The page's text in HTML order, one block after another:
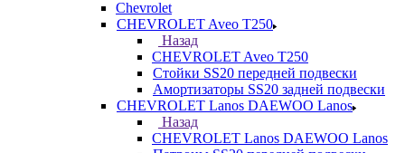
Chevrolet
CHEVROLET Aveo T250
Назад
CHEVROLET Aveo T250
Стойки SS20 передней подвески
Амортизаторы SS20 задней подвески
CHEVROLET Lanos DAEWOO Lanos
Назад
CHEVROLET Lanos DAEWOO Lanos